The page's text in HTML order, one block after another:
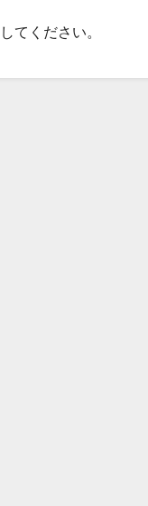
してください。